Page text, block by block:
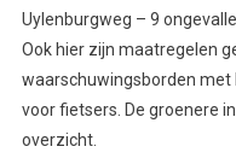
Uylenburgweg – 9
Ook hier zijn maatregelen
waarschuwingsborden
voor fietsers. De groenere
overzicht.